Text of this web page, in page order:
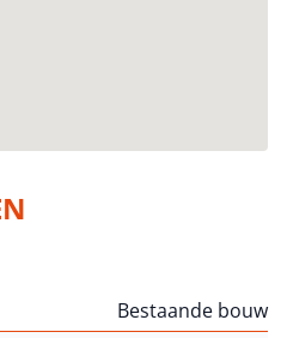
Bestaande bouw